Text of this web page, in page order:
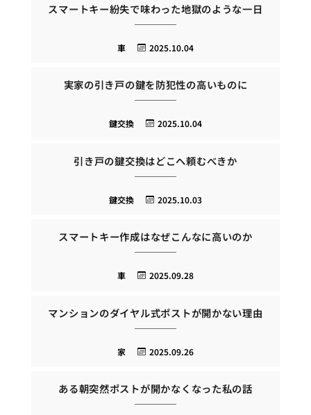
スマートキー紛失で味わった地獄のような一日
2025.10.04
車
実家の引き戸の鍵を防犯性の高いものに
2025.10.04
鍵交換
引き戸の鍵交換はどこへ頼むべきか
2025.10.03
鍵交換
スマートキー作成はなぜこんなに高いのか
2025.09.28
車
マンションのダイヤル式ポストが開かない理由
2025.09.26
家
ある朝突然ポストが開かなくなった私の話